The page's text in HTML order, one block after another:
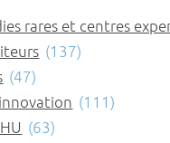
rares et centres
(137)
(47)
(111)
(63)